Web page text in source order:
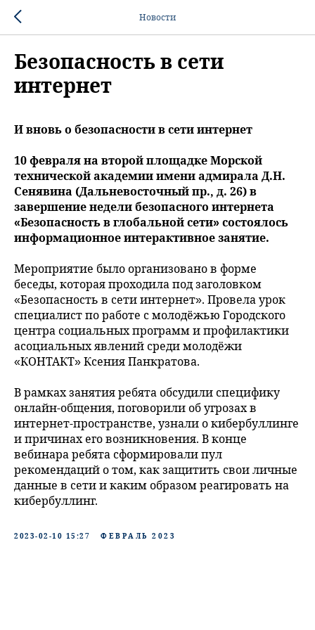
Новости
Безопасность в сети
интернет
И вновь о безопасности в сети интернет
10 февраля на второй площадке Морской
технической академии имени адмирала Д.Н.
Сенявина (Дальневосточный пр., д. 26) в
завершение недели безопасного интернета
«Безопасность в глобальной сети» состоялось
информационное интерактивное занятие.
Мероприятие было организовано в форме
беседы, которая проходила под заголовком
«Безопасность в сети интернет». Провела урок
специалист по работе с молодёжью Городского
центра социальных программ и профилактики
асоциальных явлений среди молодёжи
«КОНТАКТ» Ксения Панкратова.
В рамках занятия ребята обсудили специфику
онлайн-общения, поговорили об угрозах в
интернет-пространстве, узнали о кибербуллинге
и причинах его возникновения. В конце
вебинара ребята сформировали пул
рекомендаций о том, как защитить свои личные
данные в сети и каким образом реагировать на
кибербуллинг.
2023-02-10 15:27 ФЕВРАЛЬ 2023